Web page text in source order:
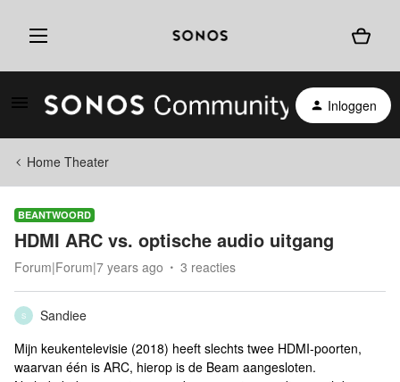
Inloggen
Home Theater
BEANTWOORD
HDMI ARC vs. optische audio uitgang
Forum|Forum|7 years ago 3 reacties
S
Sandiee
Mijn keukentelevisie (2018) heeft slechts twee HDMI-poorten,
waarvan één is ARC, hierop is de Beam aangesloten.